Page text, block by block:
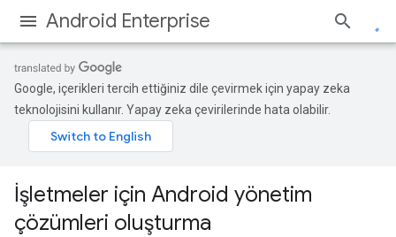
Android Enterprise
Google, içerikleri tercih ettiğiniz dile çevirmek için yapay zeka
teknolojisini kullanır. Yapay zeka çevirilerinde hata olabilir.
İşletmeler için Android yönetim
çözümleri oluşturma